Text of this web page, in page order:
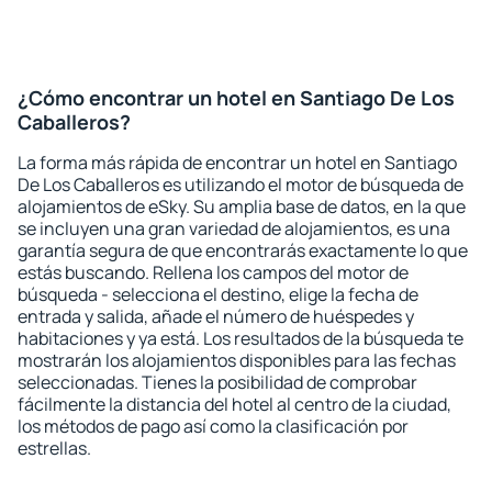
¿Cómo encontrar un hotel en Santiago De Los
Caballeros?
La forma más rápida de encontrar un hotel en Santiago
De Los Caballeros es utilizando el motor de búsqueda de
alojamientos de eSky. Su amplia base de datos, en la que
se incluyen una gran variedad de alojamientos, es una
garantía segura de que encontrarás exactamente lo que
estás buscando. Rellena los campos del motor de
búsqueda - selecciona el destino, elige la fecha de
entrada y salida, añade el número de huéspedes y
habitaciones y ya está. Los resultados de la búsqueda te
mostrarán los alojamientos disponibles para las fechas
seleccionadas. Tienes la posibilidad de comprobar
fácilmente la distancia del hotel al centro de la ciudad,
los métodos de pago así como la clasificación por
estrellas.